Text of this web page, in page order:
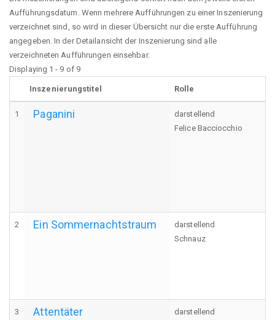
Aufführungsdatum. Wenn mehrere Aufführungen zu einer Inszenierung
verzeichnet sind, so wird in dieser Übersicht nur die erste Aufführung
angegeben. In der Detailansicht der Inszenierung sind alle
verzeichneten Aufführungen einsehbar.
Displaying 1 - 9 of 9
Inszenierungstitel Rolle
1 Paganini
darstellend
Felice Bacciocchio
2 Ein Sommernachtstraum
darstellend
Schnauz
3 Attentäter
darstellend